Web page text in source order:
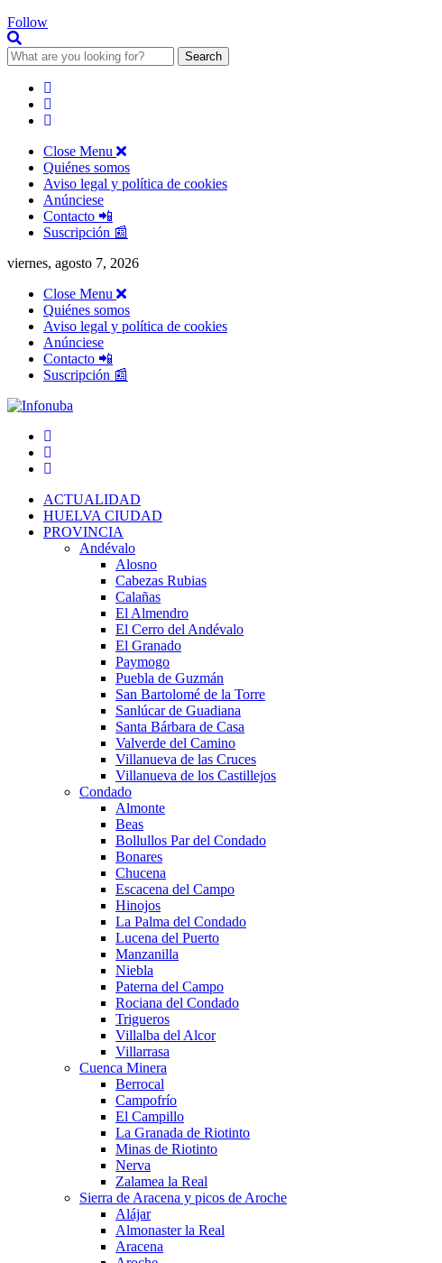
Follow
Search
for:
Close Menu
Quiénes somos
Aviso legal y política de cookies
Anúnciese
Contacto 📲
Suscripción 📰
viernes, agosto 7, 2026
Close Menu
Quiénes somos
Aviso legal y política de cookies
Anúnciese
Contacto 📲
Suscripción 📰
ACTUALIDAD
HUELVA CIUDAD
PROVINCIA
Andévalo
Alosno
Cabezas Rubias
Calañas
El Almendro
El Cerro del Andévalo
El Granado
Paymogo
Puebla de Guzmán
San Bartolomé de la Torre
Sanlúcar de Guadiana
Santa Bárbara de Casa
Valverde del Camino
Villanueva de las Cruces
Villanueva de los Castillejos
Condado
Almonte
Beas
Bollullos Par del Condado
Bonares
Chucena
Escacena del Campo
Hinojos
La Palma del Condado
Lucena del Puerto
Manzanilla
Niebla
Paterna del Campo
Rociana del Condado
Trigueros
Villalba del Alcor
Villarrasa
Cuenca Minera
Berrocal
Campofrío
El Campillo
La Granada de Riotinto
Minas de Riotinto
Nerva
Zalamea la Real
Sierra de Aracena y picos de Aroche
Alájar
Almonaster la Real
Aracena